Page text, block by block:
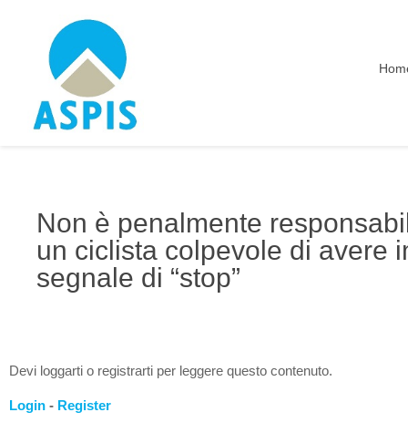
Non è penalmente
un ciclista colpevole di avere
segnale di “stop”
Devi loggarti o registrarti per leggere questo contenuto.
Login - Register